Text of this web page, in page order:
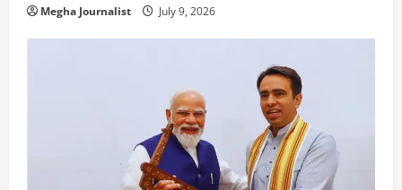
Megha Journalist July 9, 2026